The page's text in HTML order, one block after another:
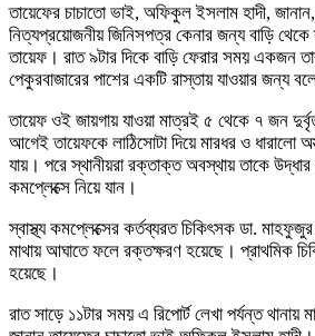
তায়েফের চাচাতো ভাই, অফিকুল ইসলাম হাদী,
নিত্যপ্রয়োজনীয় জিনিসপত্র কেনার জন্য বাড়ি থেকে
তায়েফ। রাত ৯টার দিকে বাড়ি ফেরার সময় একজন
পেকুরবাজারের পাশের একটি রাস্তায় যাওয়ার জন্য
তায়েফ ওই জায়গায় যাওয়া মাত্রই ৫ থেকে ৭ জন
আগেই তায়েফকে লাঠিসোটা দিয়ে মারধর ও ধারালো
যায়। পরে স্থানীয়রা রক্তাক্ত অবস্থায় তাকে উদ্ধার
কমপ্লেক্সে নিয়ে যান।
স্বাস্থ্য কমপ্লেক্সের কর্তব্যরত চিকিৎসক ডা.
মাথায় আঘাতে ফলে রক্তক্ষরণ হয়েছে। প্রাথমিক
হয়েছে।
রাত সাড়ে ১১টার সময় এ রিপোর্ট লেখা পর্যন্ত